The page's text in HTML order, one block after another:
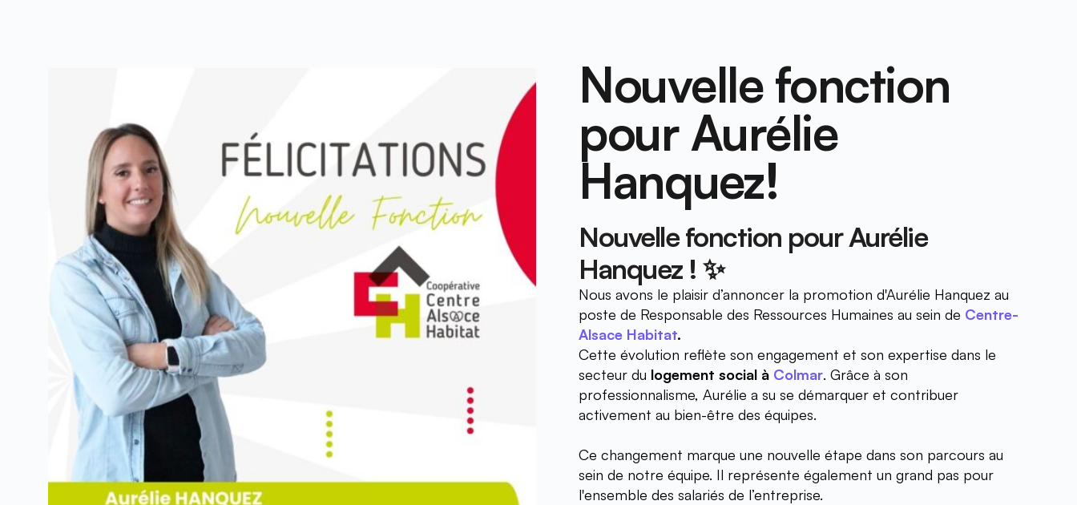
Nouvelle fonction
pour Aurélie
Hanquez!
Nouvelle fonction pour Aurélie
Hanquez ! ✨
Nous avons le plaisir d’annoncer la promotion d'Aurélie Hanquez au
poste de Responsable des Ressources Humaines au sein de Centre-
Alsace Habitat.
Cette évolution reflète son engagement et son expertise dans le
secteur du logement social à Colmar. Grâce à son
professionnalisme, Aurélie a su se démarquer et contribuer
activement au bien-être des équipes.
Ce changement marque une nouvelle étape dans son parcours au
sein de notre équipe. Il représente également un grand pas pour
l'ensemble des salariés de l’entreprise.